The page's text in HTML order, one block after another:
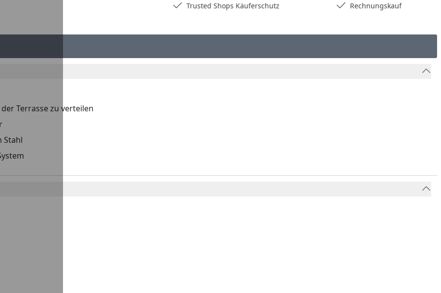
Trusted Shops Käuferschutz Rechnungskauf
Terrasse zu verteilen
Stahl